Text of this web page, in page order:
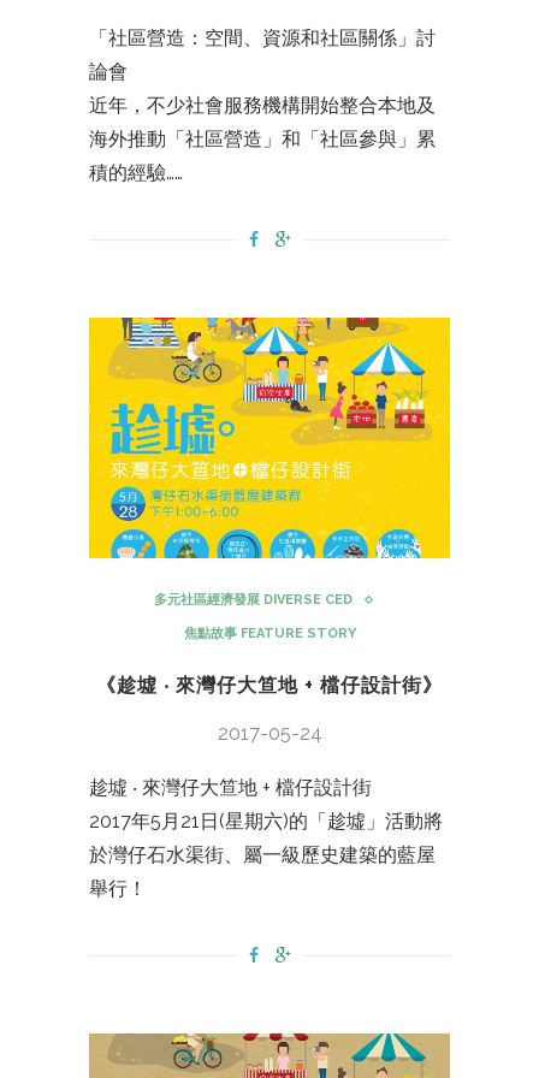
「社區營造：空間、資源和社區關係」討
論會
近年，不少社會服務機構開始整合本地及
海外推動「社區營造」和「社區參與」累
積的經驗……
多元社區經濟發展 DIVERSE CED
焦點故事 FEATURE STORY
《趁墟 ‧ 來灣仔大笪地 + 檔仔設計街》
2017-05-24
趁墟 ‧ 來灣仔大笪地 + 檔仔設計街
2017年5月21日(星期六)的「趁墟」活動將
於灣仔石水渠街、屬一級歷史建築的藍屋
舉行！